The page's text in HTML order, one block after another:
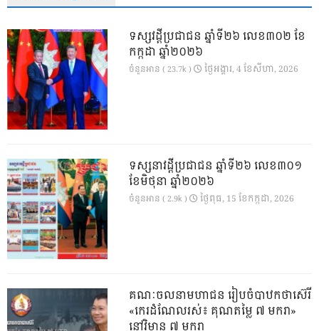
ទស្សវដ្តីប្រជាជន ឆ្នាំទី២៦ លេខ៣០២ ខែ
កក្កដា ឆ្នាំ២០២៦
ចំនួនអាន ( 23.7k ) ថ្ងៃ​អង្គារ, 4 ខែ​សីហា, 2026
ទស្សនាវដ្ដីប្រជាជន ឆ្នាំទី២៦ លេខ៣០១
ខែមិថុនា ឆ្នាំ២០២៦
ចំនួនអាន ( 2.9k ) ថ្ងៃ​ពុធ, 15 ខែ​កក្កដា, 2026
គណៈចលនាមហាជន រៀបចំបាឋកថាស៊េរី
«កេរដំណែលរស់៖ គុណតម្លៃ ៧ មករា»
នៅវិមាន ៧ មករា